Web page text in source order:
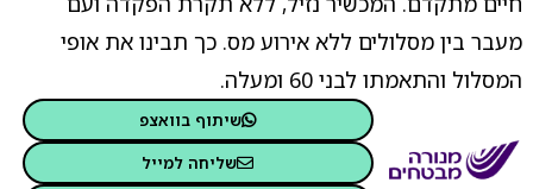
מעבר בין מסלולים ללא אירוע מס. כך תבינו את אופי
המסלול והתאמתו לבני 60 ומעלה.
שיתוף בוואצפ
שליחה למייל